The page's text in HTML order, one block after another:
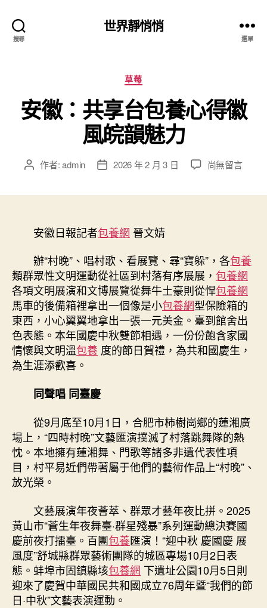
搜尋
世界靜悄悄
選單
分
類
草莓
安徽：共享台包養心得徽
風皖韻魅力
文 作者:admin
文
期
2026 年 2 月 3 日
在
養
得
徽
風
皖
韻
魅
尚無留言
安徽日報記者包養網 晉文婧
辦“村晚”、唱村歌、看展覽、尋“寶躲”，各包養
類群眾性文明運動從社區到村落有序展展， 包養網
各項文明展演和文博展覽從舞牛土豪則從悍包養網
馬車的後備箱裡拿出一個像是小包養網型保險箱的
東西，小心翼翼地拿出一張一元美金。臺到館舍出
色表態。本年國慶中秋雙節相遇，一份份飽含家國
情懷與文明溫包養 度的節日賀禮，為共和國慶生，
為生涯添歡喜。
同聲唱 同臺慶
從9月底至10月1日，合肥市柿樹崗鄉的蓮湘廣
場上，“四時村晚”文藝匯演撲滅了村落跳舞隊的熱
忱。本地擁有蓮湘舞、門歌等諸多非遺代表性項
目，村平易近們帶著屬于他們的藝術作品上“村晚”、
放光榮。
文藝展演年夜薈萃、群眾才藝年夜比拼。2025
黃山市“蒼生年夜舞臺·群星殘暴”系列運動總決賽國
慶前夜打擂臺。百團包養匯演！“迎中秋 慶國慶 展
風度”舒城縣群眾藝術團隊的城區專場10月2日表
態。蚌埠市固鎮縣垓包養網 下遺址公園10月5日則
迎來了慶賀中華國民共和國成立76周年暨“我們的節
日·中秋”文藝表演運動。